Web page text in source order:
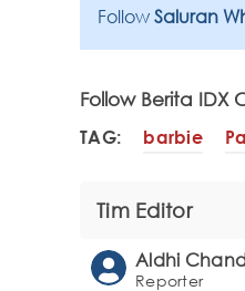
Follow Saluran
Follow Berita IDX
TAG: barbie
Tim Editor
Aldhi
Reporter